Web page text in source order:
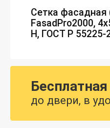
Сетка фасадная
FasadPro2000,
Н, ГОСТ Р 55225-
до двери, в